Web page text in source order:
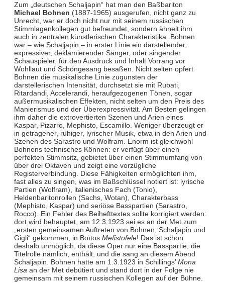
Zum „deutschen Schaljapin“ hat man den Baßbariton
Michael Bohnen (1887-1965) ausgerufen, nicht ganz zu
Unrecht, war er doch nicht nur mit seinem russischen
Stimmlagenkollegen gut befreundet, sondern ähnelt ihm
auch in zentralen künstlerischen Charakteristika. Bohnen
war – wie Schaljapin – in erster Linie ein darstellender,
expressiver, deklamierender Sänger, oder singender
Schauspieler, für den Ausdruck und Inhalt Vorrang vor
Wohllaut und Schöngesang besaßen. Nicht selten opfert
Bohnen die musikalische Linie zugunsten der
darstellerischen Intensität, durchsetzt sie mit Rubati,
Ritardandi, Accelerandi, heraufgezogenen Tönen, sogar
außermusikalischen Effekten, nicht selten um den Preis des
Manierismus und der Überexpressivität. Am Besten gelingen
ihm daher die extrovertierten Szenen und Arien eines
Kaspar, Pizarro, Mephisto, Escamillo. Weniger überzeugt er
in getragener, ruhiger, lyrischer Musik, etwa in den Arien und
Szenen des Sarastro und Wolfram. Enorm ist gleichwohl
Bohnens technisches Können: er verfügt über einen
perfekten Stimmsitz, gebietet über einen Stimmumfang von
über drei Oktaven und zeigt eine vorzügliche
Registerverbindung. Diese Fähigkeiten ermöglichten ihm,
fast alles zu singen, was im Baßschlüssel notiert ist: lyrische
Partien (Wolfram), italienisches Fach (Tonio),
Heldenbaritonrollen (Sachs, Wotan), Charakterbass
(Mephisto, Kaspar) und seriöse Basspartien (Sarastro,
Rocco). Ein Fehler des Beihefttextes sollte korrigiert werden:
dort wird behauptet, am 12.3.1923 sei es an der Met zum
„ersten gemeinsamen Auftreten von Bohnen, Schaljapin und
Gigli“ gekommen, in Boïtos Mefistofele! Das ist schon
deshalb unmöglich, da diese Oper nur eine Basspartie, die
Titelrolle nämlich, enthält, und die sang an diesem Abend
Schaljapin. Bohnen hatte am 1.3.1923 in Schillings’Mona
Lisa an der Met debütiert und stand dort in der Folge nie
gemeinsam mit seinem russischen Kollegen auf der Bühne.